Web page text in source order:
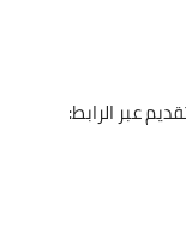
عبر الرابط: